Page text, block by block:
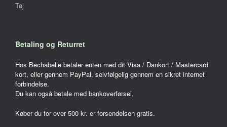
Tøj
Betaling og Returret
Hos Bechabelle betaler enten med dit Visa / Dankort / Mastercard
kort, eller gennem PayPal, selvfølgelig gennem en sikret internet
forbindelse.
Du kan også betale med bankoverførsel.
Køber du for over 500 kr. er forsendelsen gratis.